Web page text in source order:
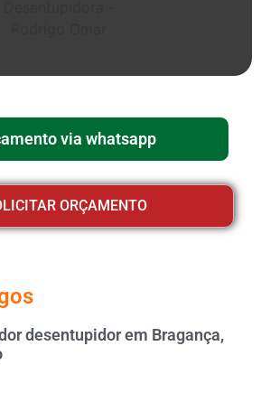
via whatsapp
ORÇAMENTO
desentupidor em Bragança,